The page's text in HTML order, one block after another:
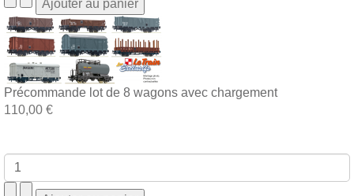
Précommande lot de 8 wagons avec chargement
110,00 €